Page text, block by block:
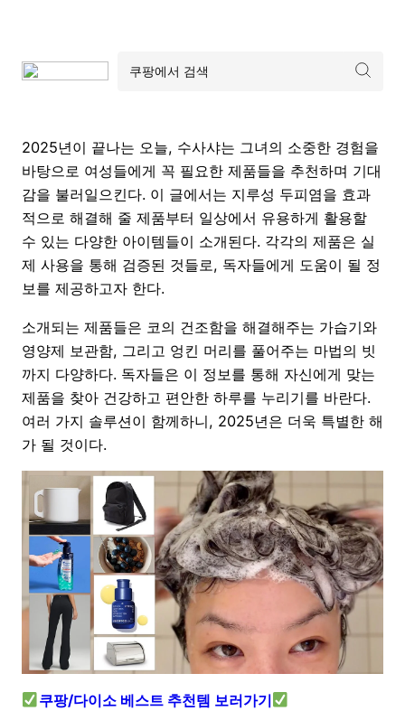
2025년이 끝나는 오늘, 수사샤는 그녀의 소중한 경험을
바탕으로 여성들에게 꼭 필요한 제품들을 추천하며 기대
감을 불러일으킨다. 이 글에서는 지루성 두피염을 효과
적으로 해결해 줄 제품부터 일상에서 유용하게 활용할
수 있는 다양한 아이템들이 소개된다. 각각의 제품은 실
제 사용을 통해 검증된 것들로, 독자들에게 도움이 될 정
보를 제공하고자 한다.
소개되는 제품들은 코의 건조함을 해결해주는 가습기와
영양제 보관함, 그리고 엉킨 머리를 풀어주는 마법의 빗
까지 다양하다. 독자들은 이 정보를 통해 자신에게 맞는
제품을 찾아 건강하고 편안한 하루를 누리기를 바란다.
여러 가지 솔루션이 함께하니, 2025년은 더욱 특별한 해
가 될 것이다.
쿠팡/다이소 베스트 추천템 보러가기